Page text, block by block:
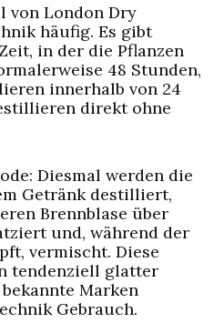
von London Dry
häufig. Es gibt
in der die Pflanzen
48 Stunden,
innerhalb von 24
direkt ohne
Diesmal werden die
Getränk destilliert,
Brennblase über
und, während der
vermischt. Diese
tendenziell glatter
Marken
Gebrauch.